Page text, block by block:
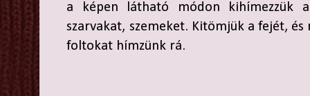
a képen látható módon kihímezzük
szarvakat, szemeket. Kitömjük a fejét,
foltokat hímzünk rá.